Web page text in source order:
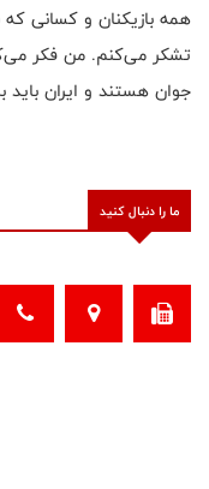
همه بازیکنان و کسانی
تشکر می‌کنم. من فکر
جوان هستند و ایران باید
ما را دنبال کنید